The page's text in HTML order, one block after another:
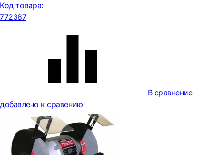
Код товара:
772387
В сравнение
добавлено к сравению